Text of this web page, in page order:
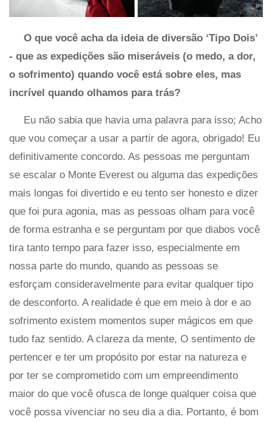
O que você acha da ideia de diversão ‘Tipo Dois’
- que as expedições são miseráveis ​​(o medo, a dor,
o sofrimento) quando você está sobre eles, mas
incrível quando olhamos para trás?
Eu não sabia que havia uma palavra para isso; Acho
que vou começar a usar a partir de agora, obrigado! Eu
definitivamente concordo. As pessoas me perguntam
se escalar o Monte Everest ou alguma das expedições
mais longas foi divertido e eu tento ser honesto e dizer
que foi pura agonia, mas as pessoas olham para você
de forma estranha e se perguntam por que diabos você
tira tanto tempo para fazer isso, especialmente em
nossa parte do mundo, quando as pessoas se
esforçam consideravelmente para evitar qualquer tipo
de desconforto. A realidade é que em meio à dor e ao
sofrimento existem momentos super mágicos em que
tudo faz sentido. A clareza da mente, O sentimento de
pertencer e ter um propósito por estar na natureza e
por ter se comprometido com um empreendimento
maior do que você ofusca de longe qualquer coisa que
você possa vivenciar no seu dia a dia. Portanto, é bom